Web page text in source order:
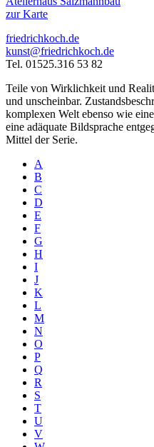
zur Karte
friedrichkoch.de
kunst@friedrichkoch.de
Tel. 01525.316 53 82
Teile von Wirklichkeit und
und unscheinbar.
komplexen Welt ebenso wie
eine adäquate Bildsprache
Mittel der Serie.
A
B
C
D
E
F
G
H
I
J
K
L
M
N
O
P
Q
R
S
T
U
V